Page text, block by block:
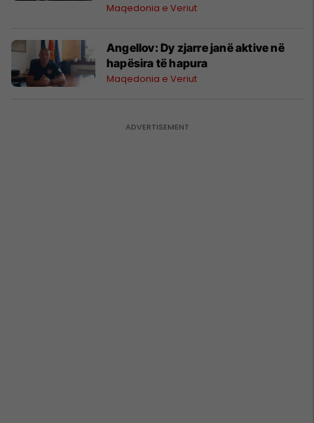
Maqedonia e Veriut
Angellov: Dy zjarre janë aktive në
hapësira të hapura
Maqedonia e Veriut